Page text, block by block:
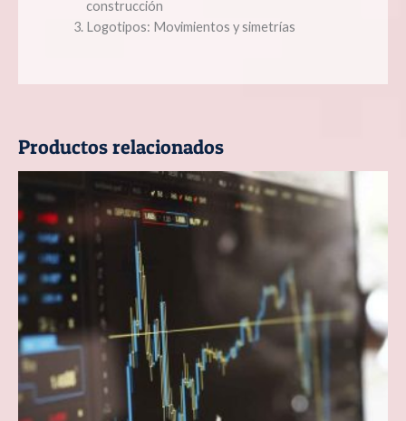
construcción
Logotipos: Movimientos y simetrías
Productos relacionados